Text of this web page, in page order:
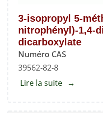
3-isopropyl 5-
nitrophényl)-1,4-
dicarboxylate
Numéro CAS
39562-82-8
Lire la suite about